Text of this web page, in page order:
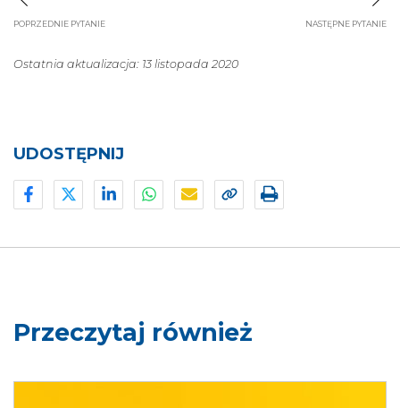
POPRZEDNIE PYTANIE NASTĘPNE PYTANIE
Ostatnia aktualizacja: 13 listopada 2020
UDOSTĘPNIJ
Przeczytaj również